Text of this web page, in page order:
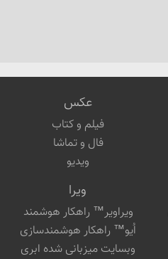
عکس
فیلم و کتاب
فال و تماشا
ویدیو
ویرا
ویراویر™ راهکار هوشمند
اُیو™ راهکار هوشمندسازی
وبسایت میزبانی شده ابری